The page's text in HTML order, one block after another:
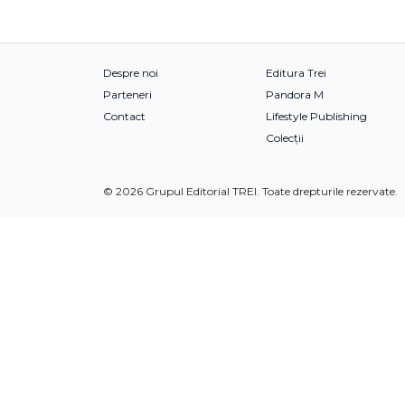
Despre noi
Parteneri
Contact
Editura Trei
Pandora M
Lifestyle Publishing
Colecții
© 2026 Grupul Editorial TREI. Toate drepturile rezervate.